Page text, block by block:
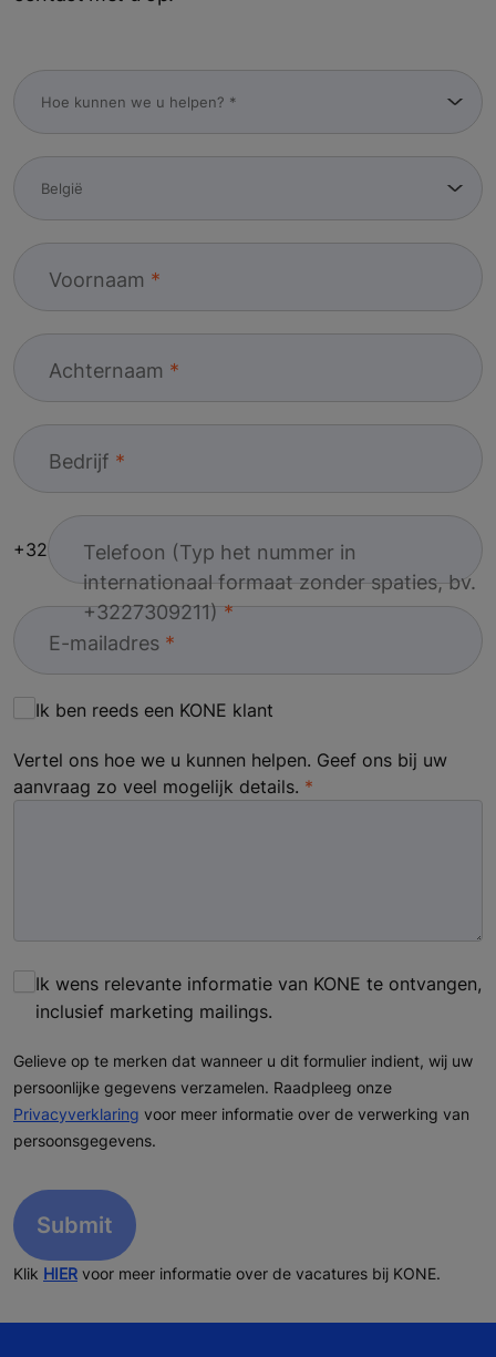
Voornaam
Achternaam
Bedrijf
Telefoon (Typ het nummer in
internationaal formaat zonder spaties, bv.
+3227309211)
+32
E-mailadres
Ik ben reeds een KONE klant
Vertel ons hoe we u kunnen helpen. Geef ons bij uw
aanvraag zo veel mogelijk details.
Ik wens relevante informatie van KONE te ontvangen,
inclusief marketing mailings.
Gelieve op te merken dat wanneer u dit formulier indient, wij uw
persoonlijke gegevens verzamelen. Raadpleeg onze
Privacyverklaring voor meer informatie over de verwerking van
persoonsgegevens.
Klik HIER voor meer informatie over de vacatures bij KONE.